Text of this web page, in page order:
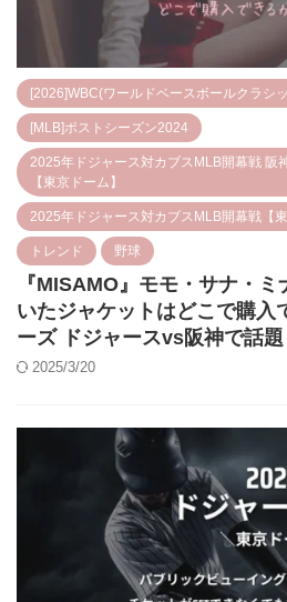
[2026]WBC(ワールドベースボールクラシ
[MLB]ポストシーズン2024
2025年ドジャース対カブスMLB開幕戦 阪
【東京ドーム】
2025年ドジャース対カブスMLB開幕戦【東
トレンド 野球
『MISAMO』モモ・サナ・
いたジャケットはどこで購入
ーズ ドジャースvs阪神で話題
2025/3/20